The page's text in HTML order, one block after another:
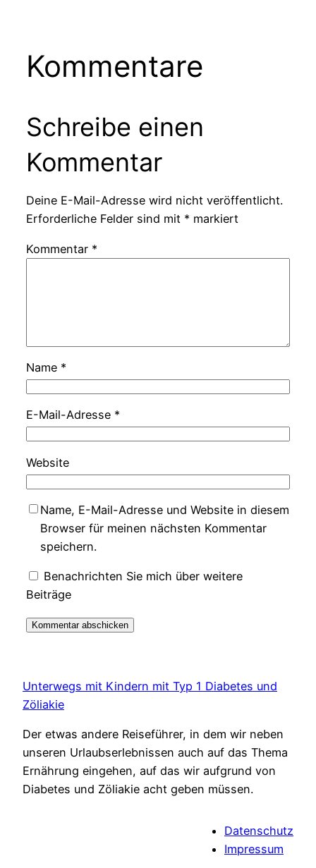
Kommentare
Schreibe einen
Kommentar
Deine E-Mail-Adresse wird nicht veröffentlicht.
Erforderliche Felder sind mit * markiert
Kommentar *
Name *
E-Mail-Adresse *
Website
Name, E-Mail-Adresse und Website in diesem
Browser für meinen nächsten Kommentar
speichern.
Benachrichten Sie mich über weitere
Beiträge
Unterwegs mit Kindern mit Typ 1 Diabetes und
Zöliakie
Der etwas andere Reiseführer, in dem wir neben
unseren Urlaubserlebnissen auch auf das Thema
Ernährung eingehen, auf das wir aufgrund von
Diabetes und Zöliakie acht geben müssen.
Datenschutz
Impressum